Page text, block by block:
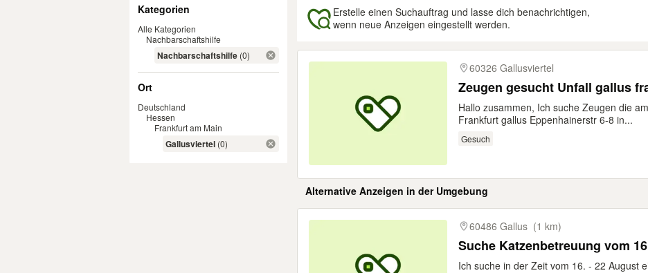
Kategorien
Alle Kategorien
Nachbarschaftshilfe
Nachbarschaftshilfe (0)
Ort
Deutschland
Hessen
Frankfurt am Main
Gallusviertel (0)
Erstelle einen Suchauftrag und lasse dich benachrichtigen,
wenn neue Anzeigen eingestellt werden.
Ergebnisse
60326 Gallusviertel
Zeugen gesucht Unfall gallus
Hallo zusammen, Ich suche Zeugen die
Frankfurt gallus Eppenhainerstr 6-8 in...
Gesuch
Alternative Anzeigen in der Umgebung
Ergebnisse
60486 Gallus (1 km)
Suche Katzenbetreuung vom
Ich suche in der Zeit vom 16. - 22 August